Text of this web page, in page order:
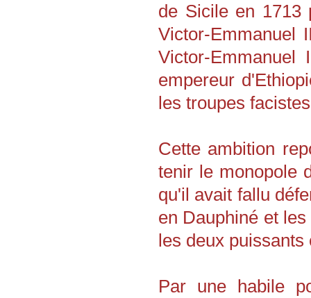
de Sicile en 1713
Victor-Emmanuel
Victor-
empereur
les troupes
Cette ambition
tenir le monopole
qu'il avait fallu
en Dauphiné et
les deux
Par une habile